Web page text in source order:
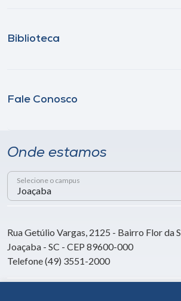
Biblioteca
Fale Conosco
Onde estamos
Selecione o campus
Rua Getúlio Vargas, 2125 - Bairro Flor da
Joaçaba - SC - CEP 89600-000
Telefone (49) 3551-2000